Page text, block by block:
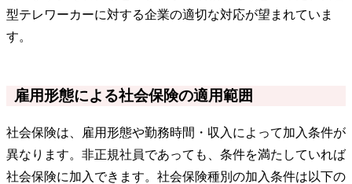
型テレワーカーに対する企業の適切な対応が望まれていま
す。
雇用形態による社会保険の適用範囲
社会保険は、雇用形態や勤務時間・収入によって加入条件が
異なります。非正規社員であっても、条件を満たしていれば
社会保険に加入できます。社会保険種別の加入条件は以下の